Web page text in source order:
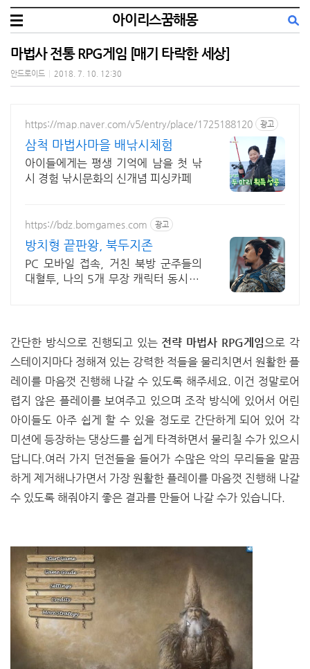
아이리스꿈해몽
마법사 전통 RPG게임 [매기 타락한 세상]
안드로이드 2018. 7. 10. 12:30
https://map.naver.com/v5/entry/place/1725188120 광고
삼척 마법사마을 배낚시체험
아이들에게는 평생 기억에 남을 첫 낚
시 경험 낚시문화의 신개념 피싱카페
https://bdz.bomgames.com 광고
방치형 끝판왕, 북두지존
PC 모바일 접속, 거친 북방 군주들의
대혈투, 나의 5개 무장 캐릭터 동시 전
간단한 방식으로 진행되고 있는 전략 마법사 RPG게임으로 각
스테이지마다 정해져 있는 강력한 적들을 물리치면서 원활한 플
레이를 마음껏 진행해 나갈 수 있도록 해주세요. 이건 정말로어
렵지 않은 플레이를 보여주고 있으며 조작 방식에 있어서 어린
아이들도 아주 쉽게 할 수 있을 정도로 간단하게 되어 있어 각
미션에 등장하는 댕상드를 쉽게 타격하면서 물리칠 수가 있으시
답니다.여러 가지 던전들을 들어가 수많은 악의 무리들을 말끔
하게 제거해나가면서 가장 원활한 플레이를 마음껏 진행해 나갈
수 있도록 해줘야지 좋은 결과를 만들어 나갈 수가 있습니다.